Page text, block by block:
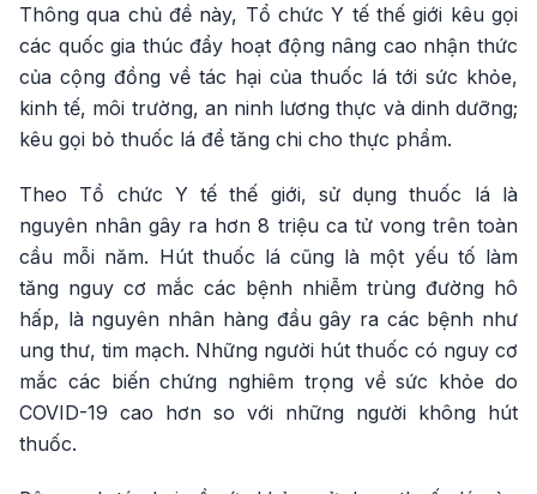
Thông qua chủ đề này, Tổ chức Y tế thế giới kêu gọi
các quốc gia thúc đẩy hoạt động nâng cao nhận thức
của cộng đồng về tác hại của thuốc lá tới sức khỏe,
kinh tế, môi trường, an ninh lương thực và dinh dưỡng;
kêu gọi bỏ thuốc lá để tăng chi cho thực phẩm.
Theo Tổ chức Y tế thế giới, sử dụng thuốc lá là
nguyên nhân gây ra hơn 8 triệu ca tử vong trên toàn
cầu mỗi năm. Hút thuốc lá cũng là một yếu tố làm
tăng nguy cơ mắc các bệnh nhiễm trùng đường hô
hấp, là nguyên nhân hàng đầu gây ra các bệnh như
ung thư, tim mạch. Những người hút thuốc có nguy cơ
mắc các biến chứng nghiêm trọng về sức khỏe do
COVID-19 cao hơn so với những người không hút
thuốc.